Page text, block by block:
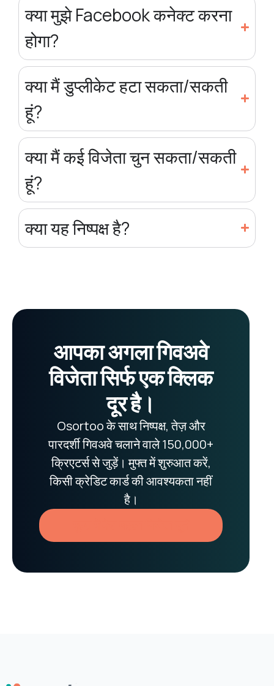
क्या मुझे Facebook कनेक्ट करना
होगा?
क्या मैं डुप्लीकेट हटा सकता/सकती
हूं?
क्या मैं कई विजेता चुन सकता/सकती
हूं?
क्या यह निष्पक्ष है?
आपका अगला गिवअवे
विजेता सिर्फ एक क्लिक
दूर है।
Osortoo के साथ निष्पक्ष, तेज़ और
पारदर्शी गिवअवे चलाने वाले 150,000+
क्रिएटर्स से जुड़ें। मुफ्त में शुरुआत करें,
किसी क्रेडिट कार्ड की आवश्यकता नहीं
है।